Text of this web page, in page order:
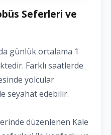
Seferleri ve
günlük ortalama 1
Farklı saatlerde
yolcular
seyahat edebilir.
düzenlenen Kale